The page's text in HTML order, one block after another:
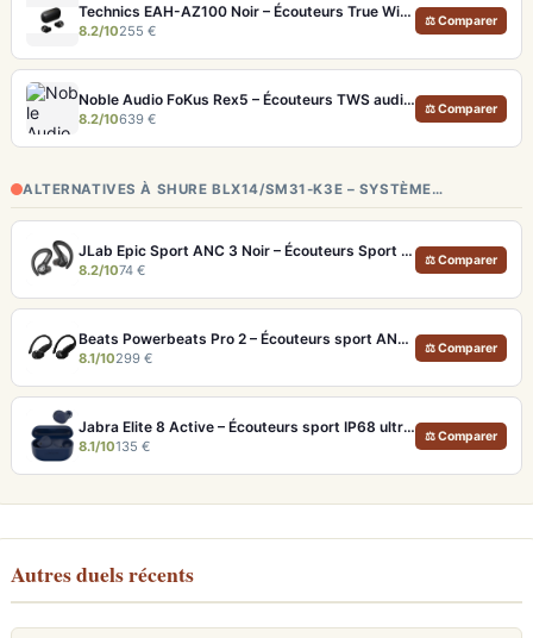
Technics EAH-AZ100 Noir – Écouteurs True Wireless audiophiles avec drivers MFD et autonomie 29h
8.2/10255 €
⚖ Comparer
Noble Audio FoKus Rex5 – Écouteurs TWS audiophiles tribrides
8.2/10639 €
⚖ Comparer
ALTERNATIVES À SHURE BLX14/SM31-K3E – SYSTÈME…
JLab Epic Sport ANC 3 Noir – Écouteurs Sport ANC IP66 Double Driver
8.2/1074 €
⚖ Comparer
Beats Powerbeats Pro 2 – Écouteurs sport ANC et Suivi Cardio
8.1/10299 €
⚖ Comparer
Jabra Elite 8 Active – Écouteurs sport IP68 ultra-robustes et ANC
8.1/10135 €
⚖ Comparer
Autres duels récents